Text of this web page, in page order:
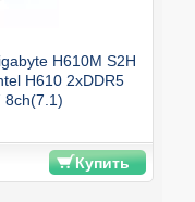
H610M S2H
H610 2xDDR5
8ch(7.1)
Купить